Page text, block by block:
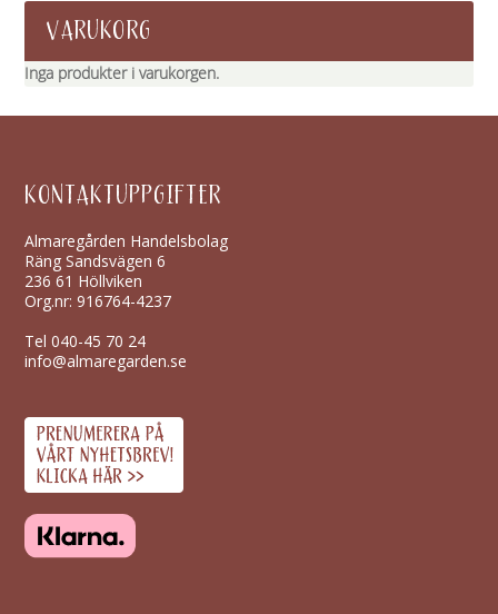
VARUKORG
Inga produkter i varukorgen.
KONTAKTUPPGIFTER
Almaregården Handelsbolag
Räng Sandsvägen 6
236 61 Höllviken
Org.nr: 916764-4237
Tel040-45 70 24
info@almaregarden.se